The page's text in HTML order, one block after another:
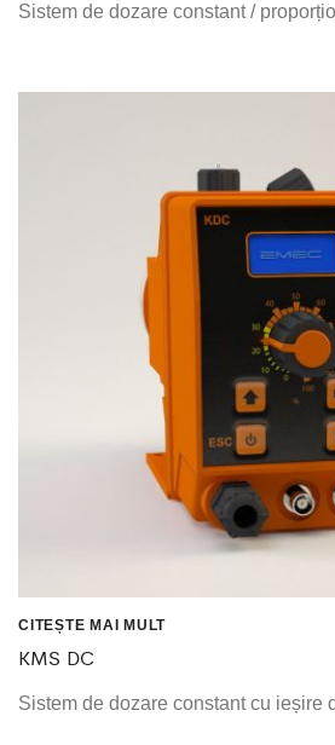
Sistem de dozare constant /
CITEȘTE MAI MULT
KMS DC
Sistem de dozare constant cu ieșire